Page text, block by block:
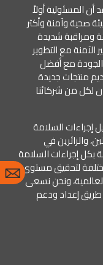
أن المسئولية أولاً
وآمنة وأكثر
ومراقبة شديدة
الآمنة مع التطوير
الجودة مع أفضل
منتجات جديدة
لكل من شركائنا
إجراءات السلامة
والزائرين في
بكل إجراءات السلامة
لتحقيق مستوى
ونحن نسعى
طريق إعداد ودعم